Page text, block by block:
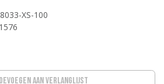
XS-100
aan verlanglijst